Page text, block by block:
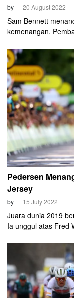
by 20 August 2022
Sam Bennett
kemenangan.
Pedersen
Jersey
by 15 July 2022
Juara dunia 2019
Ia unggul atas Fred